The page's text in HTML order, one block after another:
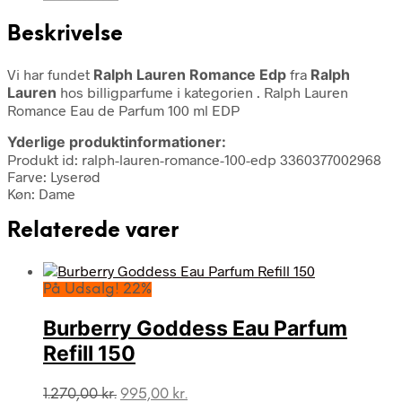
Beskrivelse
Vi har fundet Ralph Lauren Romance Edp fra Ralph
Lauren hos billigparfume i kategorien . Ralph Lauren
Romance Eau de Parfum 100 ml EDP
Yderlige produktinformationer:
Produkt id: ralph-lauren-romance-100-edp 3360377002968
Farve: Lyserød
Køn: Dame
Relaterede varer
På Udsalg! 22%
Burberry Goddess Eau Parfum
Refill 150
1.270,00kr. Den
995,00 kr.